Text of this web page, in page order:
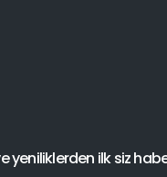
yeniliklerden ilk siz